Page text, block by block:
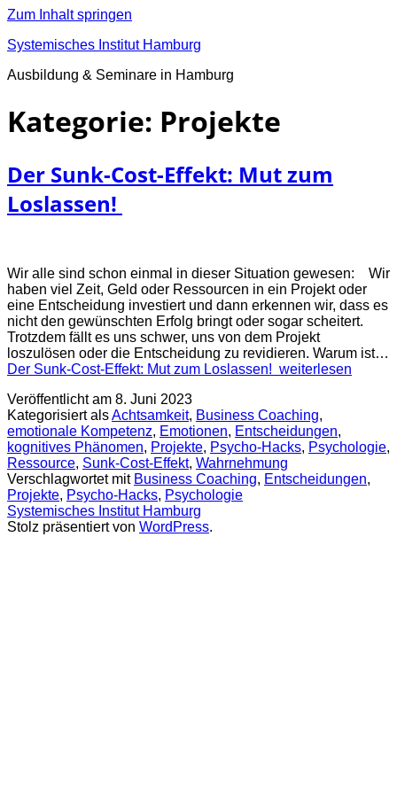
Zum Inhalt springen
Systemisches Institut Hamburg
Ausbildung & Seminare in Hamburg
Kategorie: Projekte
Der Sunk-Cost-Effekt: Mut zum
Loslassen!
Wir alle sind schon einmal in dieser Situation gewesen: Wir
haben viel Zeit, Geld oder Ressourcen in ein Projekt oder
eine Entscheidung investiert und dann erkennen wir, dass es
nicht den gewünschten Erfolg bringt oder sogar scheitert.
Trotzdem fällt es uns schwer, uns von dem Projekt
loszulösen oder die Entscheidung zu revidieren. Warum ist…
Der Sunk-Cost-Effekt: Mut zum Loslassen! weiterlesen
Veröffentlicht am 8. Juni 2023
Kategorisiert alsAchtsamkeit, Business Coaching,
emotionale Kompetenz, Emotionen, Entscheidungen,
kognitives Phänomen, Projekte, Psycho-Hacks, Psychologie,
Ressource, Sunk-Cost-Effekt, Wahrnehmung
Verschlagwortet mit Business Coaching, Entscheidungen,
Projekte, Psycho-Hacks, Psychologie
Systemisches Institut Hamburg
Stolz präsentiert von WordPress.